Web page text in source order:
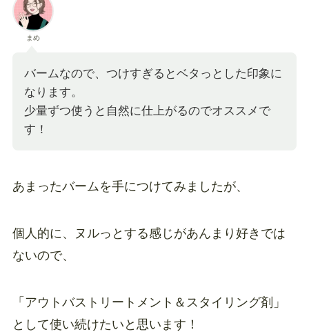
まめ
バームなので、つけすぎるとベタっとした印象に
なります。
少量ずつ使うと自然に仕上がるのでオススメで
す！
あまったバームを手につけてみましたが、
個人的に、ヌルっとする感じがあんまり好きでは
ないので、
「アウトバストリートメント＆スタイリング剤」
として使い続けたいと思います！